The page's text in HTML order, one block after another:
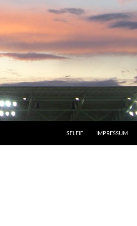
SELFIE IMPRESSUM